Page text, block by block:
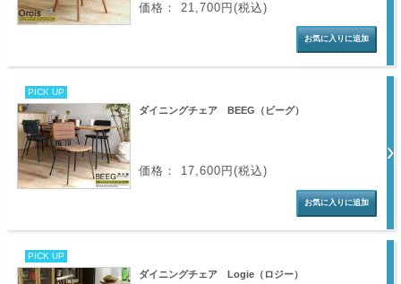
価格： 21,700円(税込)
PICK UP
ダイニングチェア BEEG（ビーグ）
価格： 17,600円(税込)
PICK UP
ダイニングチェア Logie（ロジー）